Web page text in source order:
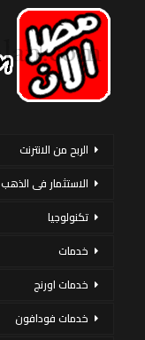
الربح من الانترنت
الاستثمار فى الذهب
تكنولوجيا
خدمات
خدمات اورنج
خدمات فودافون